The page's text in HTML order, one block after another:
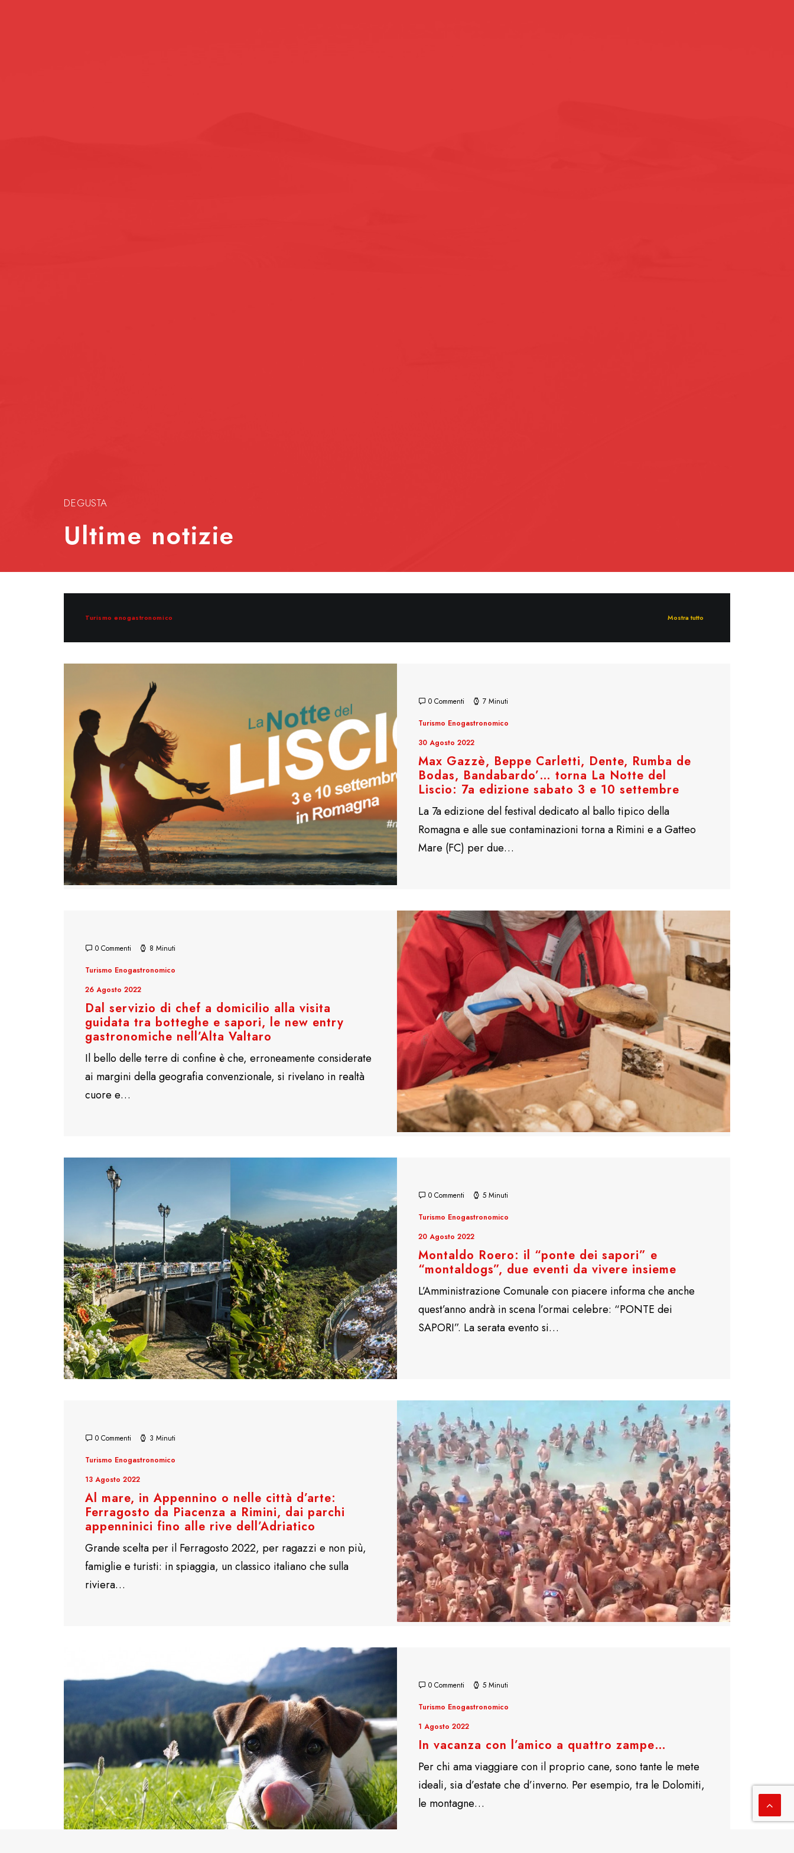
DEGUSTA
Ultime notizie
Mostra tutto
Turismo enogastronomico
0 Commenti 7 Minuti
Turismo Enogastronomico
30 Agosto 2022
Max Gazzè, Beppe Carletti, Dente, Rumba de
Bodas, Bandabardo’… torna La Notte del
Liscio: 7a edizione sabato 3 e 10 settembre
La 7a edizione del festival dedicato al ballo tipico della
Romagna e alle sue contaminazioni torna a Rimini e a Gatteo
Mare (FC) per due…
0 Commenti 8 Minuti
Turismo Enogastronomico
26 Agosto 2022
Dal servizio di chef a domicilio alla visita
guidata tra botteghe e sapori, le new entry
gastronomiche nell’Alta Valtaro
Il bello delle terre di confine è che, erroneamente considerate
ai margini della geografia convenzionale, si rivelano in realtà
cuore e…
0 Commenti 5 Minuti
Turismo Enogastronomico
20 Agosto 2022
Montaldo Roero: il “ponte dei sapori” e
“montaldogs”, due eventi da vivere insieme
L’Amministrazione Comunale con piacere informa che anche
quest’anno andrà in scena l’ormai celebre: “PONTE dei
SAPORI”. La serata evento si…
0 Commenti 3 Minuti
Turismo Enogastronomico
13 Agosto 2022
Al mare, in Appennino o nelle città d’arte:
Ferragosto da Piacenza a Rimini, dai parchi
appenninici fino alle rive dell’Adriatico
Grande scelta per il Ferragosto 2022, per ragazzi e non più,
famiglie e turisti: in spiaggia, un classico italiano che sulla
riviera…
0 Commenti 5 Minuti
Turismo Enogastronomico
1 Agosto 2022
In vacanza con l’amico a quattro zampe…
Per chi ama viaggiare con il proprio cane, sono tante le mete
ideali, sia d’estate che d’inverno. Per esempio, tra le Dolomiti,
le montagne…